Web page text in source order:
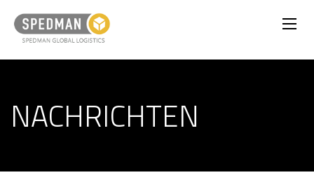
NACHRICHTEN